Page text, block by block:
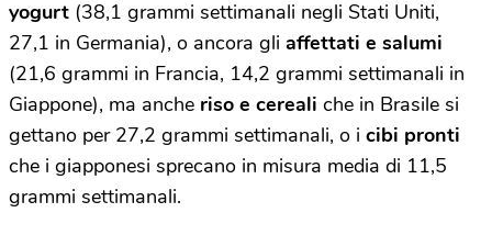
yogurt (38,1 grammi settimanali negli Stati Uniti,
27,1 in Germania), o ancora gli affettati e salumi
(21,6 grammi in Francia, 14,2 grammi settimanali in
Giappone), ma anche riso e cereali che in Brasile si
gettano per 27,2 grammi settimanali, o i cibi pronti
che i giapponesi sprecano in misura media di 11,5
grammi settimanali.